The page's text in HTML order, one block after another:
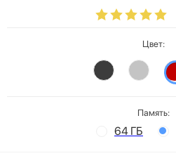
Цвет:
Память:
64 ГБ